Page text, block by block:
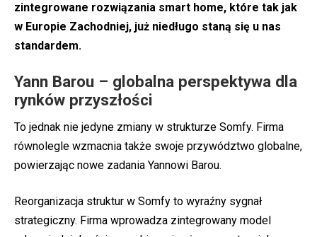
zintegrowane rozwiązania smart home, które tak jak
w Europie Zachodniej, już niedługo staną się u nas
standardem.
Yann Barou – globalna perspektywa dla
rynków przyszłości
To jednak nie jedyne zmiany w strukturze Somfy. Firma
równolegle wzmacnia także swoje przywództwo globalne,
powierzając nowe zadania Yannowi Barou.
Reorganizacja struktur w Somfy to wyraźny sygnał
strategiczny. Firma wprowadza zintegrowany model